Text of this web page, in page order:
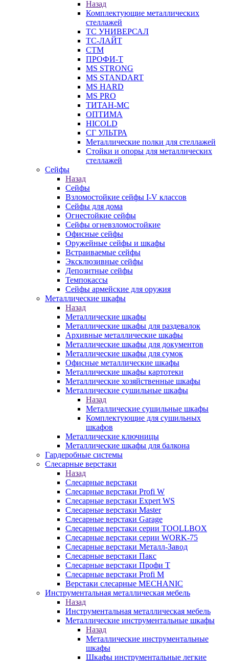
Назад
Комплектующие металлических
стеллажей
ТС УНИВЕРСАЛ
ТС-ЛАЙТ
СТМ
ПРОФИ-Т
MS STRONG
MS STANDART
MS HARD
MS PRO
ТИТАН-МС
ОПТИМА
HICOLD
СГ УЛЬТРА
Металлические полки для стеллажей
Стойки и опоры для металлических
стеллажей
Сейфы
Назад
Сейфы
Взломостойкие сейфы I-V классов
Сейфы для дома
Огнестойкие сейфы
Сейфы огневзломостойкие
Офисные сейфы
Оружейные сейфы и шкафы
Встраиваемые сейфы
Эксклюзивные сейфы
Депозитные сейфы
Темпокассы
Сейфы армейские для оружия
Металлические шкафы
Назад
Металлические шкафы
Металлические шкафы для раздевалок
Архивные металлические шкафы
Металлические шкафы для документов
Металлические шкафы для сумок
Офисные металлические шкафы
Металлические шкафы картотеки
Металлические хозяйственные шкафы
Металлические сушильные шкафы
Назад
Металлические сушильные шкафы
Комплектующие для сушильных
шкафов
Металлические ключницы
Металлические шкафы для балкона
Гардеробные системы
Слесарные верстаки
Назад
Слесарные верстаки
Слесарные верстаки Profi W
Слесарные верстаки Expert WS
Слесарные верстаки Master
Слесарные верстаки Garage
Слесарные верстаки серии TOOLLBOX
Слесарные верстаки серии WORK-75
Слесарные верстаки Металл-Завод
Слесарные верстаки Пакс
Слесарные верстаки Профи Т
Слесарные верстаки Profi M
Верстаки слесарные MECHANIC
Инструментальная металлическая мебель
Назад
Инструментальная металлическая мебель
Металлические инструментальные шкафы
Назад
Металлические инструментальные
шкафы
Шкафы инструментальные легкие